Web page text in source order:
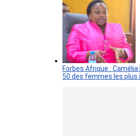
Forbes Afrique :
50 des femmes les plus